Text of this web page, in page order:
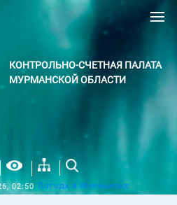
КОНТРОЛЬНО-СЧЕТНАЯ ПАЛАТА
МУРМАНСКОЙ ОБЛАСТИ
02:50 Погода в Мурманске